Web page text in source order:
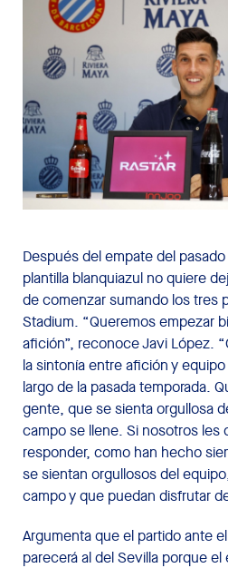
Después del empate del
plantilla blanquiazul no quiere
de comenzar sumando los tres
Stadium. “Queremos empezar
afición”, reconoce Javi López.
la sintonía entre afición y
largo de la pasada temporada.
gente, que se sienta orgullosa
campo se llene. Si nosotros les
responder, como han hecho
se sientan orgullosos del
campo y que puedan disfrutar
Argumenta que el partido ante
parecerá al del Sevilla porque